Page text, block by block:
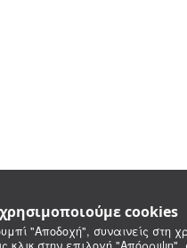
cookies
"Αποδοχή", συναινείς στη